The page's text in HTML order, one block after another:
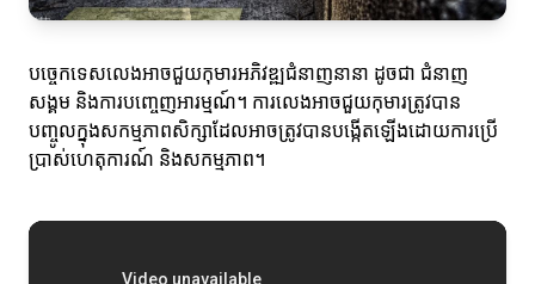
បច្ចេកទេសលេងអាចជួយកុមារអភិវឌ្ឍជំនាញនានា ដូចជា ជំនាញ
សង្គម និងការបញ្ចេញអារម្មណ៍។ ការលេងអាចជួយកុមារត្រូវបាន
បញ្ចូលក្នុងសកម្មភាពសិក្សាដែលអាចត្រូវបានបង្កើតឡើងដោយការប្រើ
ប្រាស់ហេតុការណ៍ និងសកម្មភាព។